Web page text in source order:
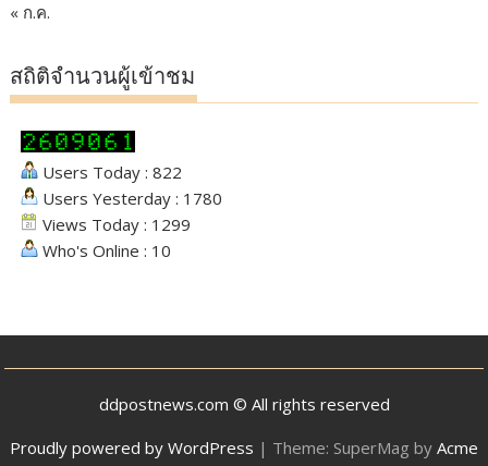
« ก.ค.
สถิติจำนวนผู้เข้าชม
Users Today : 822
Users Yesterday : 1780
Views Today : 1299
Who's Online : 10
ddpostnews.com © All rights reserved
Proudly powered by WordPress | Theme: SuperMag by Acme